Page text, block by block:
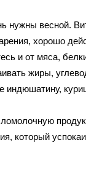
нужны весной.
хорошо
и от мяса,
жиры,
который